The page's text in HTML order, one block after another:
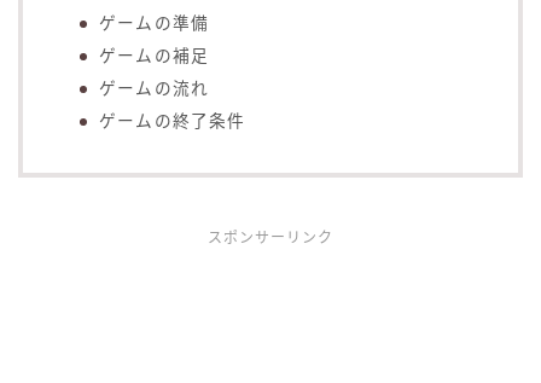
ゲームの準備
ゲームの補足
ゲームの流れ
ゲームの終了条件
スポンサーリンク